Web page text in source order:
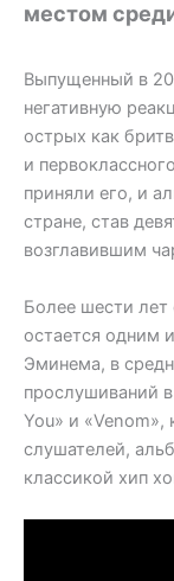
местом
Выпущенный в
негативную
острых как
и
приняли его, и
стране, став
возглавившим
Более шести лет
остается одним
Эминема, в
прослушиваний
You» и
слушателей,
классикой хип